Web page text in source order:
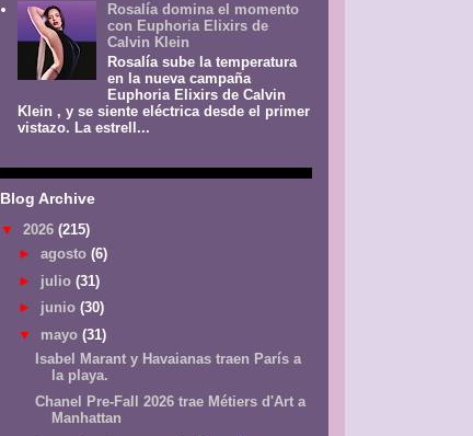
Rosalía domina el momento
con Euphoria Elixirs de
Calvin Klein
Rosalía sube la temperatura
en la nueva campaña
Euphoria Elixirs de Calvin
Klein , y se siente eléctrica desde el primer
vistazo. La estrell...
Blog Archive
▼ 2026 (215)
► agosto (6)
► julio (31)
► junio (30)
▼ mayo (31)
Isabel Marant y Havaianas traen París a
la playa.
Chanel Pre-Fall 2026 trae Métiers d'Art a
Manhattan